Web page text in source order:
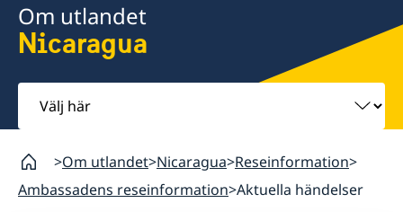
Om utlandet
Nicaragua
Välj
här
Om utlandet Nicaragua Reseinformation
Ambassadens reseinformation Aktuella händelser